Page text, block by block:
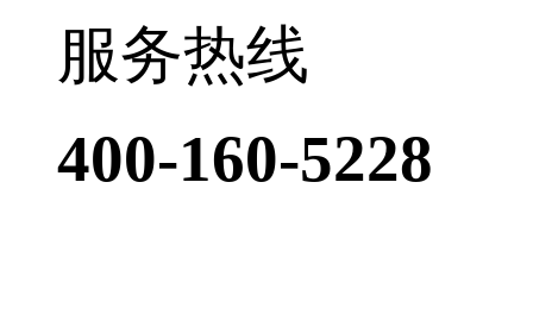
服务热线
400-160-5228